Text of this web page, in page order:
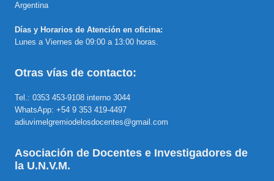
Argentina
Días y Horarios de Atención en oficina:
Lunes a Viernes de 09:00 a 13:00 horas.
Otras vías de contacto:
Tel.: 0353 453-9108 interno 3044
WhatsApp: +54 9 353 419-4497
adiuvimelgremiodelosdocentes@gmail.com
Asociación de Docentes e Investigadores de
la U.N.V.M.